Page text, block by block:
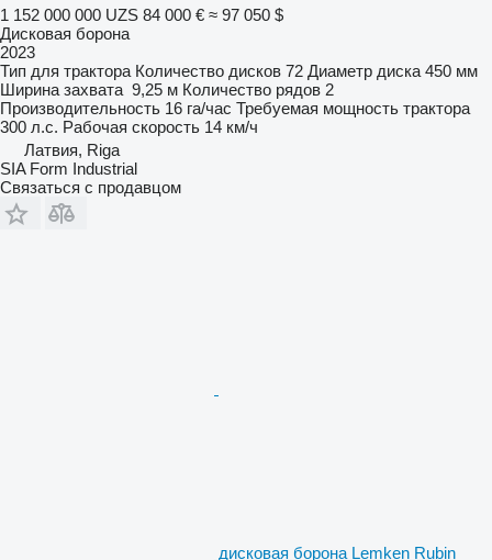
1 152 000 000 UZS 84 000 € ≈ 97 050 $
Дисковая борона
2023
Тип для трактора Количество дисков 72 Диаметр диска 450 мм
Ширина захвата 9,25 м Количество рядов 2
Производительность 16 га/час Требуемая мощность трактора
300 л.с. Рабочая скорость 14 км/ч
Латвия, Riga
SIA Form Industrial
Связаться с продавцом
дисковая борона Lemken Rubin